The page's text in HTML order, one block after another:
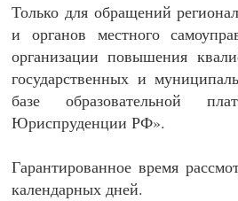
Только для обращений
и органов местного
организации повышения
государственных и
базе образовательной
Юриспруденции РФ».
Гарантированное время
календарных дней.